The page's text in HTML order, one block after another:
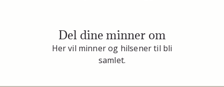
Del dine minner om
Her vil minner og hilsener til bli
samlet.